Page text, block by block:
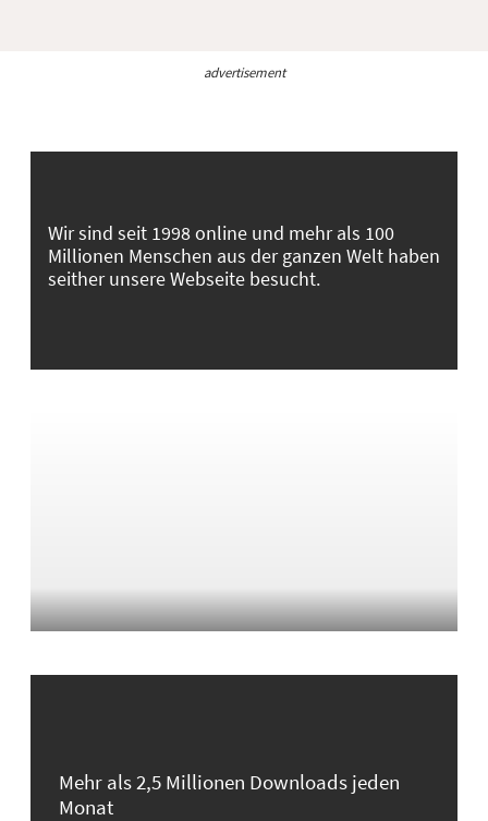
advertisement
Wir sind seit 1998 online und mehr als 100
Millionen Menschen aus der ganzen Welt haben
seither unsere Webseite besucht.
Mehr als 2,5 Millionen Downloads jeden
Monat